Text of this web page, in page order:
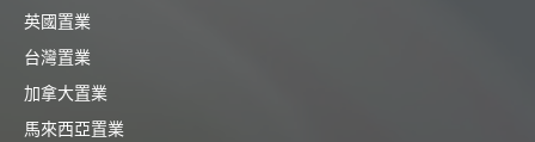
英國置業
台灣置業
加拿大置業
馬來西亞置業